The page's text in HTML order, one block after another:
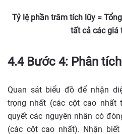
Tỷ lệ phần trăm tích lũy =
tất cả các giá
4.4 Bước 4: Phân
Quan sát biểu đồ để nhận
trọng nhất (các cột cao nhất
quyết các nguyên nhân có
(các cột cao nhất). Nhận